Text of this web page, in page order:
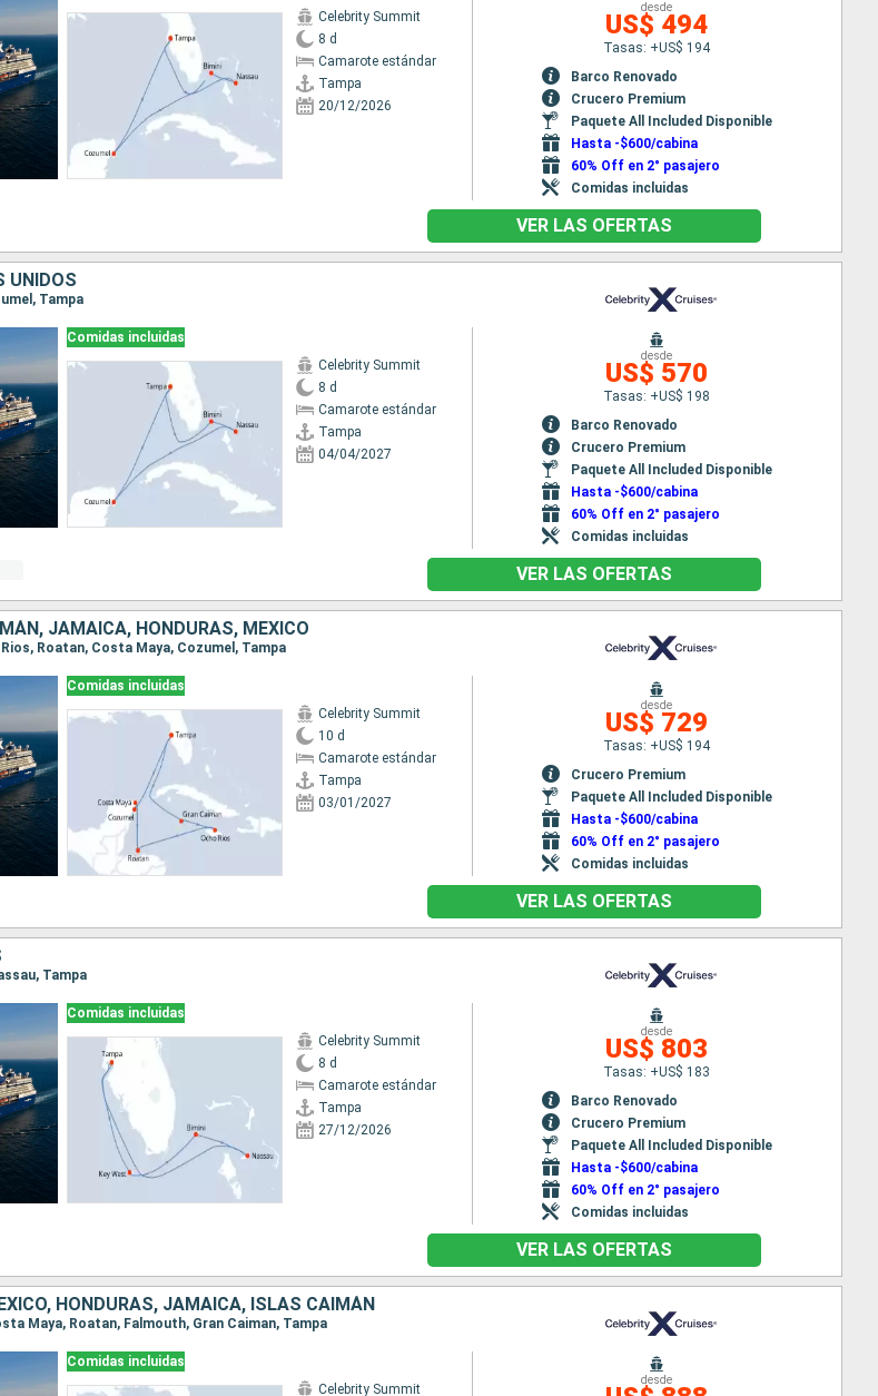
Celebrity Summit
8 d
Camarote estándar
Tampa
20/12/2026
desde
US$ 494
Tasas: +US$ 194
Barco Renovado
Crucero Premium
Paquete All Included Disponible
Hasta -$600/cabina
60% Off en 2° pasajero
Comidas incluidas
VER LAS OFERTAS
UNIDOS
Tampa
Comidas incluidas
Celebrity Summit
8 d
Camarote estándar
Tampa
04/04/2027
desde
US$ 570
Tasas: +US$ 198
Barco Renovado
Crucero Premium
Paquete All Included Disponible
Hasta -$600/cabina
60% Off en 2° pasajero
Comidas incluidas
VER LAS OFERTAS
JAMAICA, HONDURAS, MÉXICO
Roatan, Costa Maya, Cozumel, Tampa
Comidas incluidas
Celebrity Summit
10 d
Camarote estándar
Tampa
03/01/2027
desde
US$ 729
Tasas: +US$ 194
Crucero Premium
Paquete All Included Disponible
Hasta -$600/cabina
60% Off en 2° pasajero
Comidas incluidas
VER LAS OFERTAS
Tampa
Comidas incluidas
Celebrity Summit
8 d
Camarote estándar
Tampa
27/12/2026
desde
US$ 803
Tasas: +US$ 183
Barco Renovado
Crucero Premium
Paquete All Included Disponible
Hasta -$600/cabina
60% Off en 2° pasajero
Comidas incluidas
VER LAS OFERTAS
HONDURAS, JAMAICA, ISLAS CAIMÁN
Maya, Roatan, Falmouth, Gran Caiman, Tampa
Comidas incluidas
Celebrity Summit
desde